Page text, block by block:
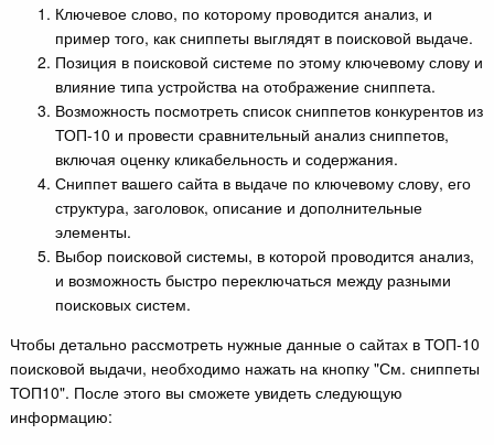
Ключевое слово, по которому проводится анализ, и
пример того, как сниппеты выглядят в поисковой выдаче.
Позиция в поисковой системе по этому ключевому слову и
влияние типа устройства на отображение сниппета.
Возможность посмотреть список сниппетов конкурентов из
ТОП-10 и провести сравнительный анализ сниппетов,
включая оценку кликабельность и содержания.
Сниппет вашего сайта в выдаче по ключевому слову, его
структура, заголовок, описание и дополнительные
элементы.
Выбор поисковой системы, в которой проводится анализ,
и возможность быстро переключаться между разными
поисковых систем.
Чтобы детально рассмотреть нужные данные о сайтах в ТОП-10
поисковой выдачи, необходимо нажать на кнопку "См. сниппеты
ТОП10". После этого вы сможете увидеть следующую
информацию: